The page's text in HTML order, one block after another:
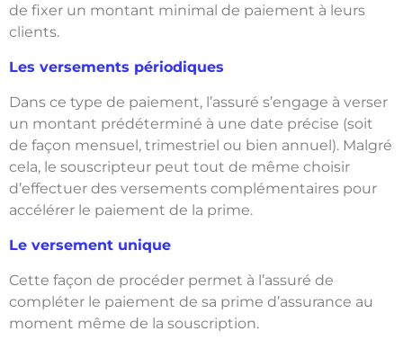
de fixer un montant minimal de paiement à leurs
clients.
Les versements périodiques
Dans ce type de paiement, l’assuré s’engage à verser
un montant prédéterminé à une date précise (soit
de façon mensuel, trimestriel ou bien annuel). Malgré
cela, le souscripteur peut tout de même choisir
d’effectuer des versements complémentaires pour
accélérer le paiement de la prime.
Le versement unique
Cette façon de procéder permet à l’assuré de
compléter le paiement de sa prime d’assurance au
moment même de la souscription.